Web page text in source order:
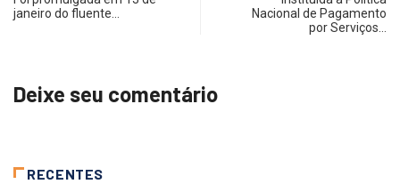
janeiro do fluente…
Nacional de Pagamento
por Serviços…
Deixe seu comentário
RECENTES